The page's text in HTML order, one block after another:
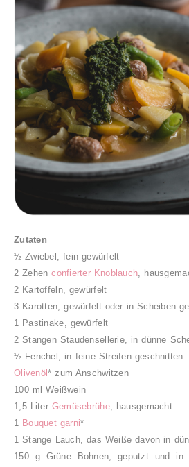
Zutaten
½ Zwiebel, fein gewürfelt
2 Zehenconfierter Knoblauch,
2 Kartoffeln, gewürfelt
3 Karotten, gewürfelt oder in Scheiben
1 Pastinake, gewürfelt
2 Stangen Staudensellerie, in dünne
½ Fenchel, in feine Streifen geschnitten
Olivenöl* zum Anschwitzen
100 ml Weißwein
1,5 Liter Gemüsebrühe, hausgemacht
1 Bouquet garni*
1 Stange Lauch, das Weiße davon in
150 g Grüne Bohnen, geputzt und